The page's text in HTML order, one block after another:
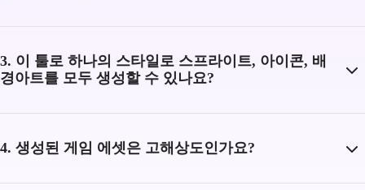
3. 이 툴로 하나의 스타일로 스프라이트, 아이콘, 배
경아트를 모두 생성할 수 있나요?
4. 생성된 게임 에셋은 고해상도인가요?